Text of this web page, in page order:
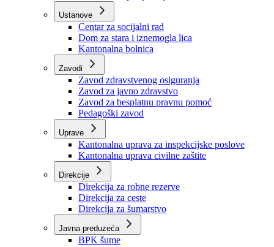
Služba za odnose s javnošću
Služba za zajedničke poslove
Služba za zapošljavanje
Ustanove
Centar za socijalni rad
Dom za stara i iznemogla lica
Kantonalna bolnica
Zavodi
Zavod zdravstvenog osiguranja
Zavod za javno zdravstvo
Zavod za besplatnu pravnu pomoć
Pedagoški zavod
Kantonalna uprava za inspekcijske poslove
Kantonalna uprava civilne zaštite
Direkcije
Direkcija za robne rezerve
Direkcija za ceste
Direkcija za šumarstvo